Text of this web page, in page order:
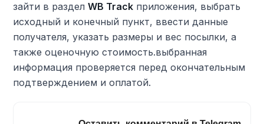
зайти в разделWB Track приложения, выбрать
исходный и конечный пункт, ввести данные
получателя, указать размеры и вес посылки, а
также оценочную стоимость.выбранная
информация проверяется перед окончательным
подтверждением и оплатой.